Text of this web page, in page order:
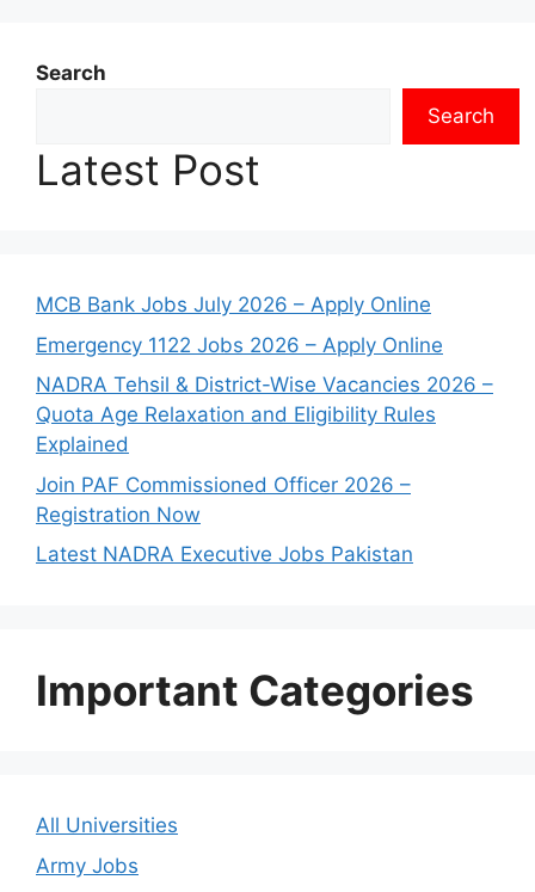
Search
Search
Latest Post
MCB Bank Jobs July 2026 – Apply Online
Emergency 1122 Jobs 2026 – Apply Online
NADRA Tehsil & District-Wise Vacancies 2026 –
Quota Age Relaxation and Eligibility Rules
Explained
Join PAF Commissioned Officer 2026 –
Registration Now
Latest NADRA Executive Jobs Pakistan
Important Categories
All Universities
Army Jobs